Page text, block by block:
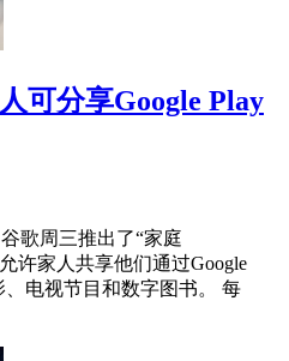
可分享Google Play
歌周三推出了“家庭
许家人共享他们通过Google
电视节目和数字图书。 每